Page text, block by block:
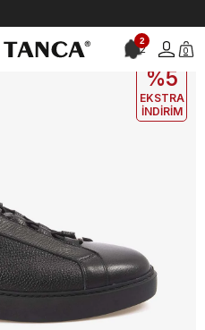
2
2 0
EKLE5
%5
EKSTRA
İNDİRİM